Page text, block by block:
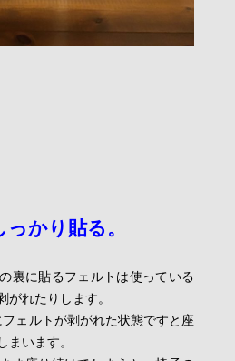
かり貼る。
裏に貼るフェルトは使っている
がれたりします。
ェルトが剥がれた状態ですと座
まいます。